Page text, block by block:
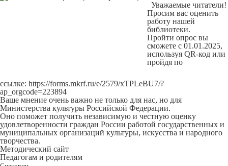
Уважаемые читатели!
Просим вас оценить
работу нашей
библиотеки.
Пройти опрос вы
сможете с 01.01.2025,
используя QR-код или
пройдя по
ссылке: https://forms.mkrf.ru/e/2579/xTPLeBU7/?
ap_orgcode=223894
Ваше мнение очень важно не только для нас, но для
Министерства культуры Российской Федерации.
Оно поможет получить независимую и честную оценку
удовлетворенности граждан России работой государственных и
муниципальных организаций культуры, искусства и народного
творчества.
Методический сайт
Педагогам и родителям